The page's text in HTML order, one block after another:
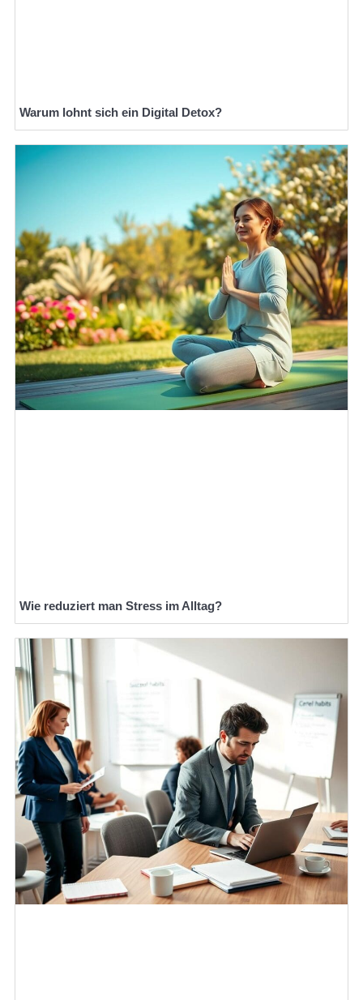
Warum lohnt sich ein Digital Detox?
Wie reduziert man Stress im Alltag?